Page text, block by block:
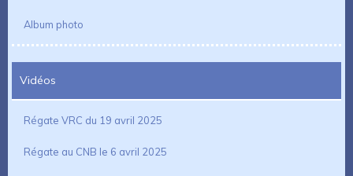
Album photo
Vidéos
Régate VRC du 19 avril 2025
Régate au CNB le 6 avril 2025